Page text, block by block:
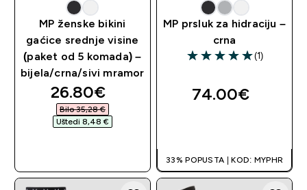
MP ženske bikini
gaćice srednje visine
(paket od 5 komada) –
bijela/crna/sivi mramor
discounted price
26.80€‎
Bilo 35,28 €‎
Uštedi 8,48 €‎
MP prsluk za hidraciju –
crna
5 out of 5 stars
(1)
74.00€‎
33% POPUSTA | KOD: MYPHR